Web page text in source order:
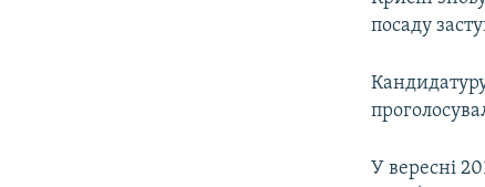
посаду
У вересні